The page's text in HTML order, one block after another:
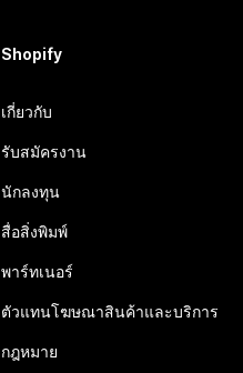
Shopify
เกี่ยวกับ
รับสมัครงาน
นักลงทุน
สื่อสิ่งพิมพ์
พาร์ทเนอร์
ตัวแทนโฆษณาสินค้าและบริการ
กฎหมาย